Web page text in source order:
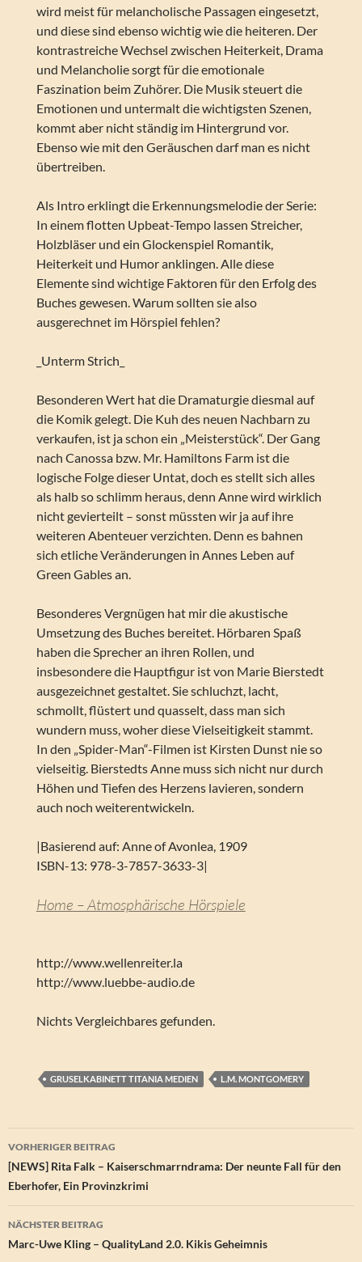
wird meist für melancholische Passagen eingesetzt,
und diese sind ebenso wichtig wie die heiteren. Der
kontrastreiche Wechsel zwischen Heiterkeit, Drama
und Melancholie sorgt für die emotionale
Faszination beim Zuhörer. Die Musik steuert die
Emotionen und untermalt die wichtigsten Szenen,
kommt aber nicht ständig im Hintergrund vor.
Ebenso wie mit den Geräuschen darf man es nicht
übertreiben.
Als Intro erklingt die Erkennungsmelodie der Serie:
In einem flotten Upbeat-Tempo lassen Streicher,
Holzbläser und ein Glockenspiel Romantik,
Heiterkeit und Humor anklingen. Alle diese
Elemente sind wichtige Faktoren für den Erfolg des
Buches gewesen. Warum sollten sie also
ausgerechnet im Hörspiel fehlen?
_Unterm Strich_
Besonderen Wert hat die Dramaturgie diesmal auf
die Komik gelegt. Die Kuh des neuen Nachbarn zu
verkaufen, ist ja schon ein „Meisterstück“. Der Gang
nach Canossa bzw. Mr. Hamiltons Farm ist die
logische Folge dieser Untat, doch es stellt sich alles
als halb so schlimm heraus, denn Anne wird wirklich
nicht gevierteilt – sonst müssten wir ja auf ihre
weiteren Abenteuer verzichten. Denn es bahnen
sich etliche Veränderungen in Annes Leben auf
Green Gables an.
Besonderes Vergnügen hat mir die akustische
Umsetzung des Buches bereitet. Hörbaren Spaß
haben die Sprecher an ihren Rollen, und
insbesondere die Hauptfigur ist von Marie Bierstedt
ausgezeichnet gestaltet. Sie schluchzt, lacht,
schmollt, flüstert und quasselt, dass man sich
wundern muss, woher diese Vielseitigkeit stammt.
In den „Spider-Man“-Filmen ist Kirsten Dunst nie so
vielseitig. Bierstedts Anne muss sich nicht nur durch
Höhen und Tiefen des Herzens lavieren, sondern
auch noch weiterentwickeln.
|Basierend auf: Anne of Avonlea, 1909
ISBN-13: 978-3-7857-3633-3|
Home – Atmosphärische Hörspiele
http://www.wellenreiter.la
http://www.luebbe-audio.de
Nichts Vergleichbares gefunden.
GRUSELKABINETT TITANIA MEDIEN L.M. MONTGOMERY
Beitragsnavigation
VORHERIGER BEITRAG
[NEWS] Rita Falk – Kaiserschmarrndrama: Der neunte Fall für den
Eberhofer, Ein Provinzkrimi
NÄCHSTER BEITRAG
Marc-Uwe Kling – QualityLand 2.0. Kikis Geheimnis